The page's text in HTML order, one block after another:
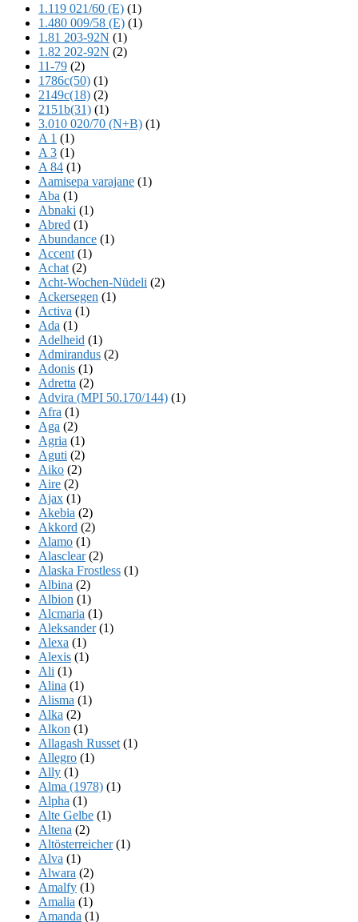
1.119 021/60 (E) (1)
1.480 009/58 (E) (1)
1.81 203-92N (1)
1.82 202-92N (2)
11-79 (2)
1786c(50) (1)
2149c(18) (2)
2151b(31) (1)
3.010 020/70 (N+B) (1)
A 1 (1)
A 3 (1)
A 84 (1)
Aamisepa varajane (1)
Aba (1)
Abnaki (1)
Abred (1)
Abundance (1)
Accent (1)
Achat (2)
Acht-Wochen-Nüdeli (2)
Ackersegen (1)
Activa (1)
Ada (1)
Adelheid (1)
Admirandus (2)
Adonis (1)
Adretta (2)
Advira (MPI 50.170/144) (1)
Afra (1)
Aga (2)
Agria (1)
Aguti (2)
Aiko (2)
Aire (2)
Ajax (1)
Akebia (2)
Akkord (2)
Alamo (1)
Alasclear(2)
Alaska Frostless (1)
Albina (2)
Albion (1)
Alcmaria (1)
Aleksander(1)
Alexa (1)
Alexis (1)
Ali (1)
Alina (1)
Alisma (1)
Alka (2)
Alkon (1)
Allagash Russet (1)
Allegro (1)
Ally (1)
Alma (1978) (1)
Alpha (1)
Alte Gelbe (1)
Altena (2)
Altösterreicher(1)
Alva (1)
Alwara (2)
Amalfy (1)
Amalia (1)
Amanda (1)